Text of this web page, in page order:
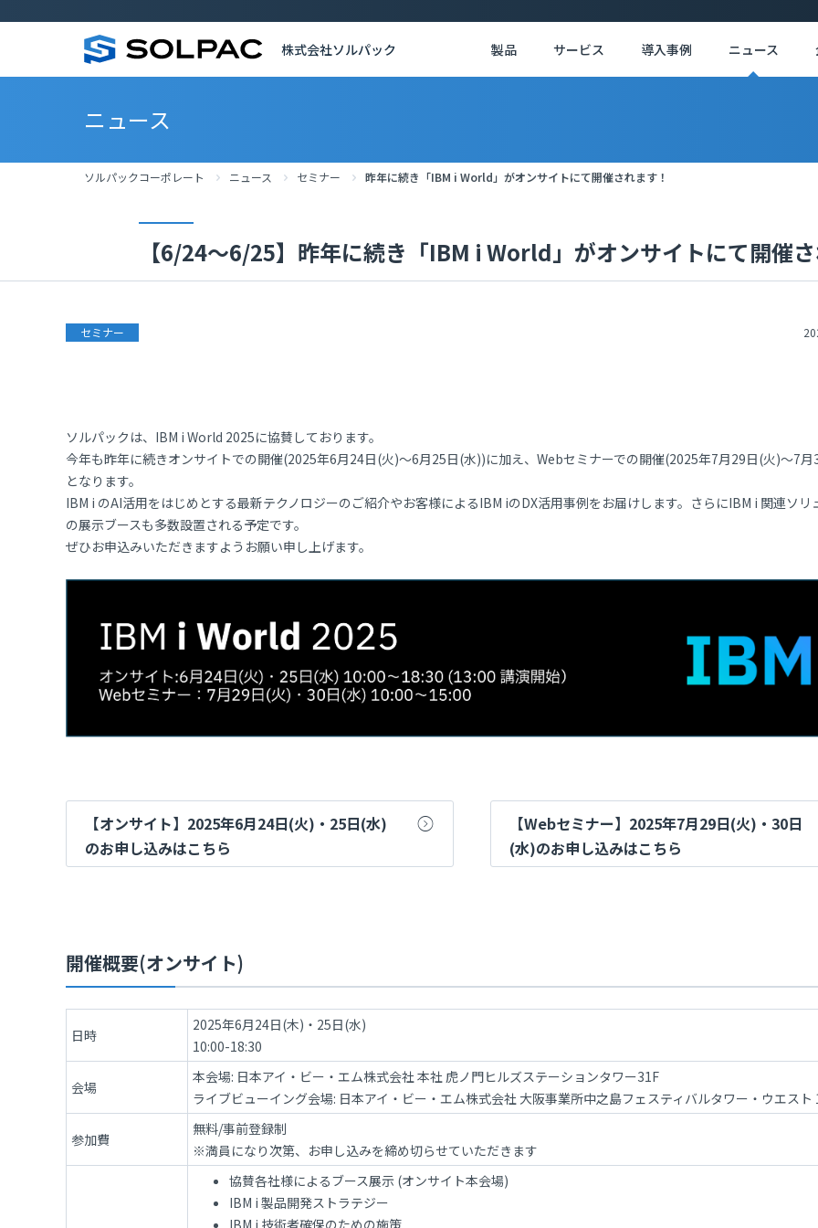
株式会社ソルパック 製品 サービス 導入事例 ニュース
ニュース
ソルパックコーポレート ニュース セミナー 昨年に続き「IBM i World」がオンサイトにて開催されます！
【6/24～6/25】昨年に続き「IBM i World」がオンサイトにて開催
セミナー
ソルパックは、IBM i World 2025に協賛しております。
今年も昨年に続きオンサイトでの開催(2025年6月24日(火)～6月25日(水))に加え、Webセミナーでの開催(2025年7月29日(火)～7
となります。
IBM i のAI活用をはじめとする最新テクノロジーのご紹介やお客様によるIBM iのDX活用事例をお届けします。さらにIBM i 関連ソリ
の展示ブースも多数設置される予定です。
ぜひお申込みいただきますようお願い申し上げます。
【オンサイト】2025年6月24日(火)・25日(水)
のお申し込みはこちら
【Webセミナー】2025年7月29日(火)・30日
(水)のお申し込みはこちら
開催概要(オンサイト)
日時
2025年6月24日(木)・25日(水)
10:00-18:30
会場
本会場: 日本アイ・ビー・エム株式会社 本社 虎ノ門ヒルズステーションタワー31F
ライブビューイング会場: 日本アイ・ビー・エム株式会社 大阪事業所中之島フェスティバルタワー・ウエスト
参加費
無料/事前登録制
※満員になり次第、お申し込みを締め切らせていただきます
協賛各社様によるブース展示 (オンサイト本会場)
IBM i 製品開発ストラテジー
IBM i 技術者確保のための施策